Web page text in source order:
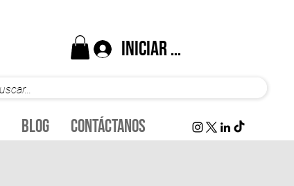
Blog Contáctanos
Iniciar sesión